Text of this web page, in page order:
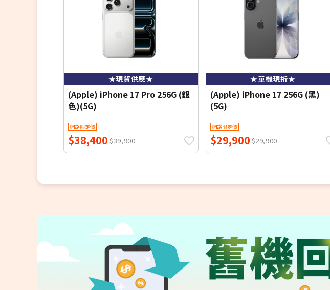
★現貨供應★
(Apple) iPhone 17 Pro 256G (銀
色)(5G)
網路限定價
$38,400 $39,900
★單機現折★
(Apple) iPhone 17 256G (黑)
(5G)
網路限定價
$29,900$29,900